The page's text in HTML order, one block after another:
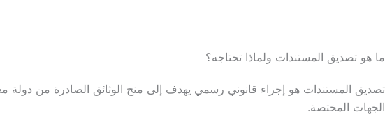
ما هو تصديق المستندات ولماذا تحتاجه؟
تصديق المستندات هو إجراء قانوني رسمي يهدف إلى منح الوثائق الصادرة من دولة
الجهات المختصة.